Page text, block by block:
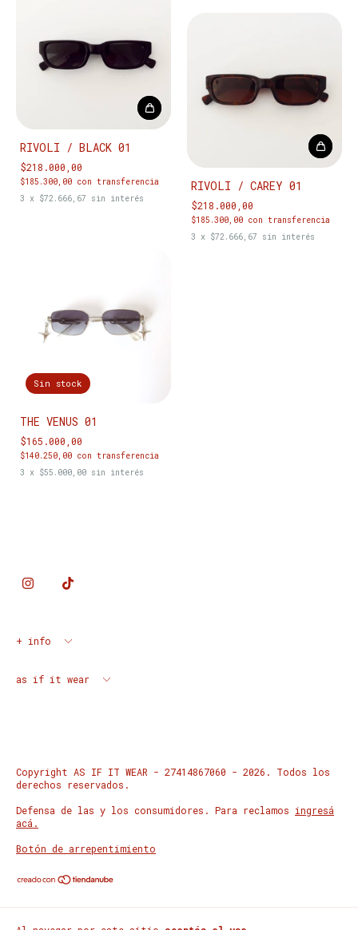
RIVOLI / BLACK 01
$218.000,00
$185.300,00 con transferencia
3
x $72.666,67 sin interés
RIVOLI / CAREY 01
$218.000,00
$185.300,00 con transferencia
3
x $72.666,67 sin interés
Sin stock
THE VENUS 01
$165.000,00
$140.250,00 con transferencia
3
x $55.000,00 sin interés
+ info
as if it wear
Copyright AS IF IT WEAR - 27414867060 - 2026. Todos los
derechos reservados.
Defensa de las y los consumidores. Para reclamos ingresá
acá.
Botón de arrepentimiento